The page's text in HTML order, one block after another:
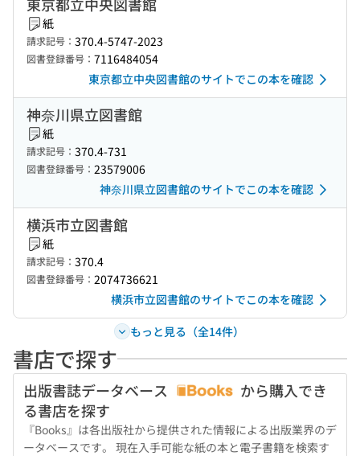
紙
請求記号： 370.4-5747-2023
図書登録番号： 7116484054
東京都立中央図書館のサイトでこの本を確認
神奈川県立図書館
紙
請求記号： 370.4-731
図書登録番号： 23579006
神奈川県立図書館のサイトでこの本を確認
横浜市立図書館
紙
請求記号： 370.4
図書登録番号： 2074736621
横浜市立図書館のサイトでこの本を確認
もっと見る（全14件）
書店で探す
出版書誌データベース
から購入でき
る書店を探す
『Books』は各出版社から提供された情報による出版業界のデ
ータベースです。 現在入手可能な紙の本と電子書籍を検索す